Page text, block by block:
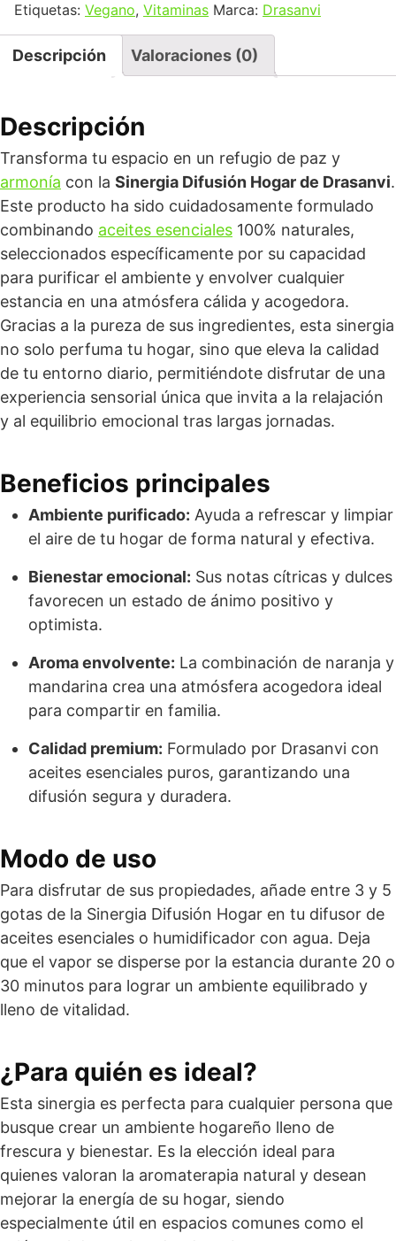
Etiquetas: Vegano, Vitaminas Marca: Drasanvi
Descripción Valoraciones (0)
Descripción
Transforma tu espacio en un refugio de paz y
armonía con la Sinergia Difusión Hogar de Drasanvi.
Este producto ha sido cuidadosamente formulado
combinando aceites esenciales 100% naturales,
seleccionados específicamente por su capacidad
para purificar el ambiente y envolver cualquier
estancia en una atmósfera cálida y acogedora.
Gracias a la pureza de sus ingredientes, esta sinergia
no solo perfuma tu hogar, sino que eleva la calidad
de tu entorno diario, permitiéndote disfrutar de una
experiencia sensorial única que invita a la relajación
y al equilibrio emocional tras largas jornadas.
Beneficios principales
Ambiente purificado: Ayuda a refrescar y limpiar
el aire de tu hogar de forma natural y efectiva.
Bienestar emocional: Sus notas cítricas y dulces
favorecen un estado de ánimo positivo y
optimista.
Aroma envolvente: La combinación de naranja y
mandarina crea una atmósfera acogedora ideal
para compartir en familia.
Calidad premium: Formulado por Drasanvi con
aceites esenciales puros, garantizando una
difusión segura y duradera.
Modo de uso
Para disfrutar de sus propiedades, añade entre 3 y 5
gotas de la Sinergia Difusión Hogar en tu difusor de
aceites esenciales o humidificador con agua. Deja
que el vapor se disperse por la estancia durante 20 o
30 minutos para lograr un ambiente equilibrado y
lleno de vitalidad.
¿Para quién es ideal?
Esta sinergia es perfecta para cualquier persona que
busque crear un ambiente hogareño lleno de
frescura y bienestar. Es la elección ideal para
quienes valoran la aromaterapia natural y desean
mejorar la energía de su hogar, siendo
especialmente útil en espacios comunes como el